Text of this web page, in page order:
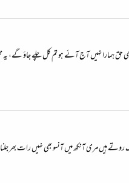
آج آئے ہو تم کل چلے جاؤ گے، یہ محبت کو
ہیں مری آنکھ میں آنسو بھی نہیں رات بھر